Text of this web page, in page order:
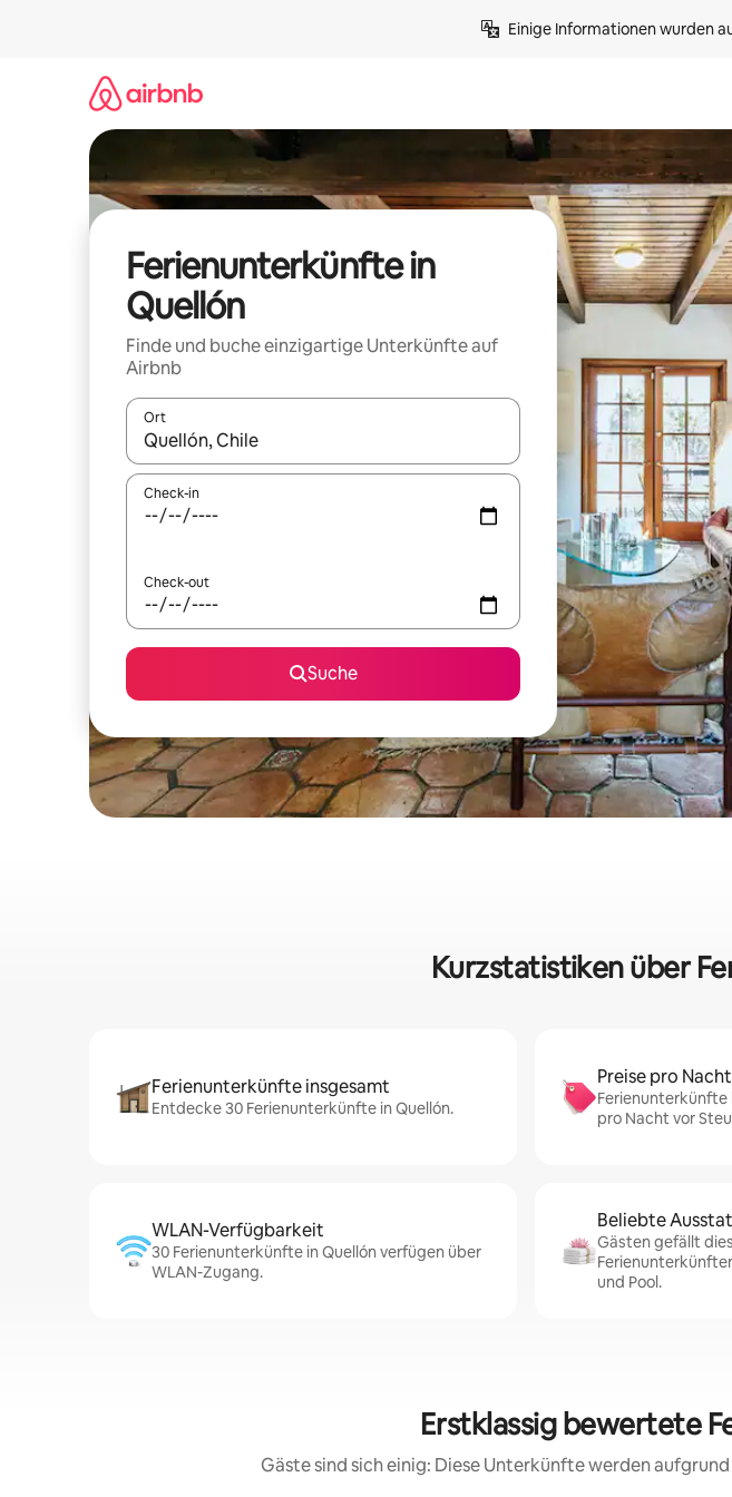
Einige Informationen wurden
Ferienunterkünfte in
Quellón
Finde und buche einzigartige Unterkünfte auf
Airbnb
Ort
Wenn Ergebnisse verfügbar sind, navigiere mit den Pfeiltasten nach oben und
Check-in
Check-out
Suche
Kurzstatistiken über
Ferienunterkünfte insgesamt
Entdecke 30 Ferienunterkünfte in Quellón.
Preise pro
Ferienunterkünfte
pro Nacht vor
WLAN-Verfügbarkeit
30 Ferienunterkünfte in Quellón verfügen über
WLAN-Zugang.
Beliebte
Gästen gefällt
und Pool.
Erstklassig bewertete
Gäste sind sich einig: Diese Unterkünfte werden